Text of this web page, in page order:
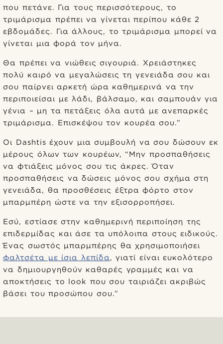
που πετάνε. Για τους περισσότερους, το
τριμάρισμα πρέπει να γίνεται περίπου κάθε 2
εβδομάδες. Για άλλους, το τριμάρισμα μπορεί να
γίνεται μια φορά τον μήνα.
Θα πρέπει να νιώθεις σιγουριά. Χρειάστηκες
πολύ καιρό να μεγαλώσεις τη γενειάδα σου και
σου παίρνει αρκετή ώρα καθημερινά να την
περιποιείσαι με λάδι, βάλσαμο, και σαμπουάν για
γένια – μη τα πετάξεις όλα αυτά με ανεπαρκές
τριμάρισμα. Επισκέψου τον κουρέα σου.”
Οι Dashtis έχουν μια συμβουλή να σου δώσουν εκ
μέρους όλων των κουρέων, “Μην προσπαθήσεις
να φτιάξεις μόνος σου τις άκρες. Όταν
προσπαθήσεις να δώσεις μόνος σου σχήμα στη
γενειάδα, θα προσθέσεις έξτρα φόρτο στον
μπαρμπέρη ώστε να την εξισορροπήσει.
Εσύ, εστίασε στην καθημερινή περιποίηση της
επιδερμίδας και άσε τα υπόλοιπα στους ειδικούς.
Ένας σωστός μπαρμπέρης θα χρησιμοποιήσει
φαλτσέτα με ίσια λεπίδα , γιατί είναι ευκολότερο
να δημιουργηθούν καθαρές γραμμές και να
αποκτήσεις το look που σου ταιριάζει ακριβώς
βάσει του προσώπου σου.”